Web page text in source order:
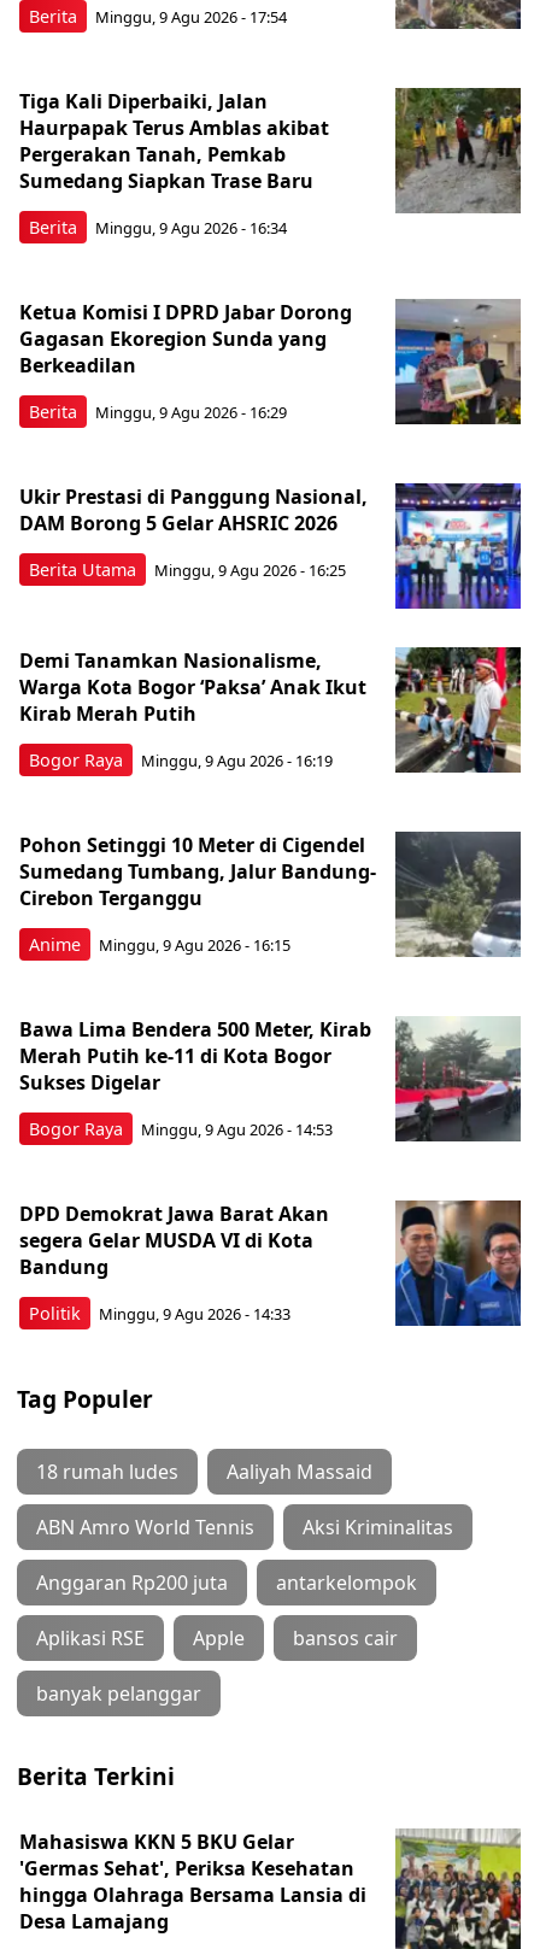
Berita Minggu, 9 Agu 2026 - 17:54
Berita
Tiga Kali Diperbaiki, Jalan
Haurpapak Terus Amblas akibat
Pergerakan Tanah, Pemkab
Sumedang Siapkan Trase Baru
Minggu, 9 Agu 2026 - 16:34
Berita
Ketua Komisi I DPRD Jabar Dorong
Gagasan Ekoregion Sunda yang
Berkeadilan
Minggu, 9 Agu 2026 - 16:29
Berita Utama
Ukir Prestasi di Panggung Nasional,
DAM Borong 5 Gelar AHSRIC 2026
Minggu, 9 Agu 2026 - 16:25
Bogor Raya
Demi Tanamkan Nasionalisme,
Warga Kota Bogor ‘Paksa’ Anak Ikut
Kirab Merah Putih
Minggu, 9 Agu 2026 - 16:19
Anime
Pohon Setinggi 10 Meter di Cigendel
Sumedang Tumbang, Jalur Bandung-
Cirebon Terganggu
Minggu, 9 Agu 2026 - 16:15
Bogor Raya
Bawa Lima Bendera 500 Meter, Kirab
Merah Putih ke-11 di Kota Bogor
Sukses Digelar
Minggu, 9 Agu 2026 - 14:53
Politik
DPD Demokrat Jawa Barat Akan
segera Gelar MUSDA VI di Kota
Bandung
Minggu, 9 Agu 2026 - 14:33
Tag Populer
18 rumah ludes Aaliyah Massaid
ABN Amro World Tennis Aksi Kriminalitas
Anggaran Rp200 juta antarkelompok
Aplikasi RSE Apple bansos cair
banyak pelanggar
Berita Terkini
Mahasiswa KKN 5 BKU Gelar
'Germas Sehat', Periksa Kesehatan
hingga Olahraga Bersama Lansia di
Desa Lamajang